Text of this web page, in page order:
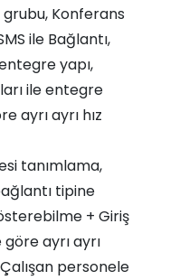
grubu, Konferans
ile Bağlantı,
yapı,
ile entegre
ayrı ayrı hız
tanımlama,
tipine
+ Giriş
göre ayrı ayrı
personele